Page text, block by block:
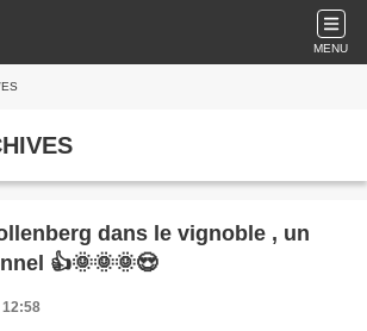
MENU
dans le vignoble , un
👍🌞🌞🌞😍
12:58